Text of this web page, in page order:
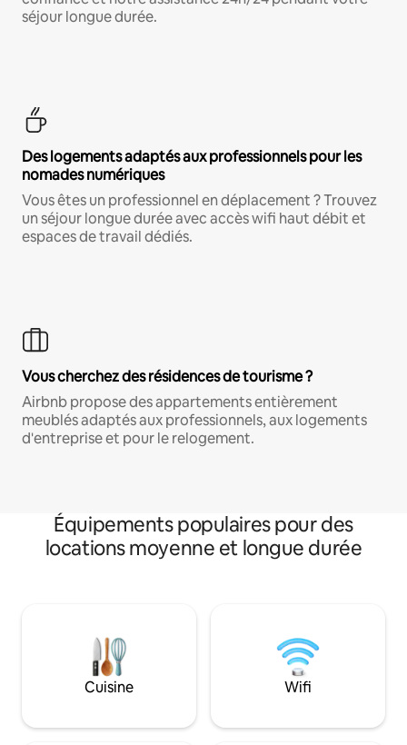
séjour longue durée.
Des logements adaptés aux professionnels pour les
nomades numériques
Vous êtes un professionnel en déplacement ? Trouvez
un séjour longue durée avec accès wifi haut débit et
espaces de travail dédiés.
Vous cherchez des résidences de tourisme ?
Airbnb propose des appartements entièrement
meublés adaptés aux professionnels, aux logements
d'entreprise et pour le relogement.
Équipements populaires pour des
locations moyenne et longue durée
Cuisine Wifi